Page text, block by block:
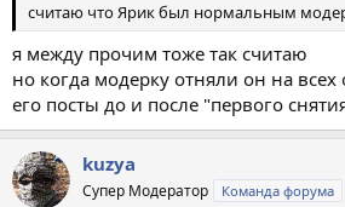
считаю что Ярик был нормальным
я между прочим тоже так считаю
но когда модерку отняли он на всех
его посты до и после "первого
kuzya
Супер Модератор Команда форума